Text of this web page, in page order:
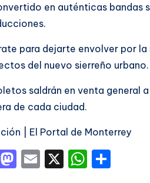
en auténticas bandas
para dejarte envolver por
del nuevo sierreño urbano.
saldrán en venta general
de cada ciudad.
| El Portal de Monterrey
M E
X
W